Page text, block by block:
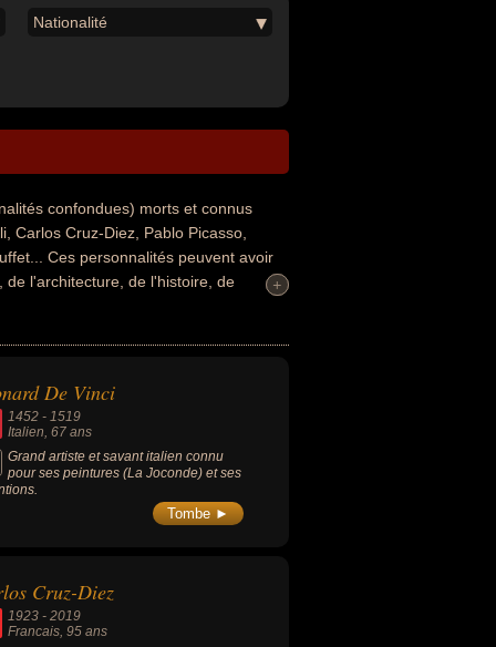
Nationalité
confondues) morts et connus
Carlos Cruz-Diez, Pablo Picasso,
Ces personnalités peuvent avoir
de l'architecture, de l'histoire, de
enseignant, graveur, illustrateur,
ou autrichien par exemple.
+
+
De Vinci
1452 -1519
Italien, 67 ans
Grand artiste et savant italien connu
pour ses peintures (La Joconde) et ses
Tombe ►
Cruz-Diez
1923 -2019
Francais, 95 ans